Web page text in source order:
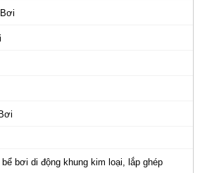
bơi di động khung kim loại, lắp ghép